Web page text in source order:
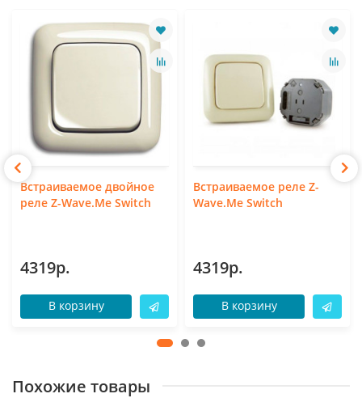
Встраиваемое двойное
реле Z-Wave.Me Switch
4319р.
В корзину
Встраиваемое реле Z-
Wave.Me Switch
4319р.
В корзину
Похожие товары